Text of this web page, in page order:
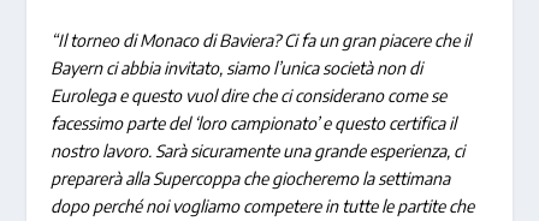
“Il torneo di Monaco di Baviera? Ci fa un gran piacere che il
Bayern ci abbia invitato, siamo l’unica società non di
Eurolega e questo vuol dire che ci considerano come se
facessimo parte del ‘loro campionato’ e questo certifica il
nostro lavoro. Sarà sicuramente una grande esperienza, ci
preparerà alla Supercoppa che giocheremo la settimana
dopo perché noi vogliamo competere in tutte le partite che